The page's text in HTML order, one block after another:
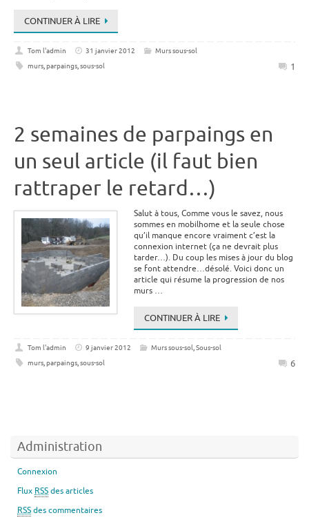
CONTINUER À LIRE
Tom l'admin 31 janvier 2012
Murs sous-sol
murs,parpaings,sous-sol 1
2 semaines de parpaings en
un seul article (il faut bien
rattraper le retard…)
Salut à tous, Comme vous le savez, nous
sommes en mobilhome et la seule chose
qu’il manque encore vraiment c’est la
connexion internet (ça ne devrait plus
tarder…). Du coup les mises à jour du blog
se font attendre…désolé. Voici donc un
article qui résume la progression de nos
murs …
CONTINUER À LIRE
Tom l'admin 9 janvier 2012 Murs sous-sol,Sous-sol
murs,parpaings,sous-sol 6
Administration
Connexion
Flux RSSdes articles
RSSdes commentaires